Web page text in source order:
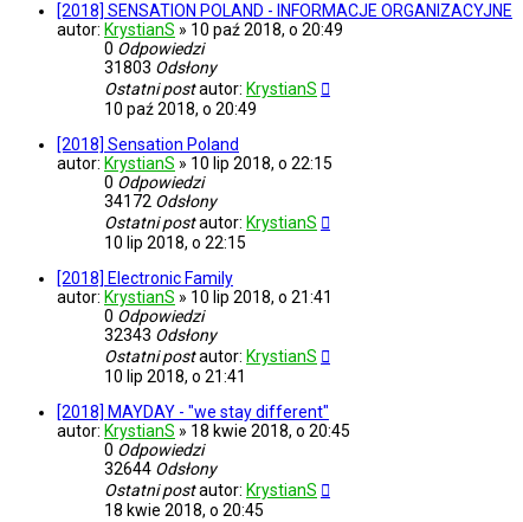
[2018] SENSATION POLAND - INFORMACJE ORGANIZACYJNE
autor: KrystianS » 10 paź 2018, o 20:49
0 Odpowiedzi
31803 Odsłony
Ostatni postautor: KrystianS
10 paź 2018, o 20:49
[2018] Sensation Poland
autor: KrystianS » 10 lip 2018, o 22:15
0 Odpowiedzi
34172 Odsłony
Ostatni postautor: KrystianS
10 lip 2018, o 22:15
[2018] Electronic Family
autor: KrystianS » 10 lip 2018, o 21:41
0 Odpowiedzi
32343 Odsłony
Ostatni postautor: KrystianS
10 lip 2018, o 21:41
[2018] MAYDAY - "we stay different"
autor: KrystianS » 18 kwie 2018, o 20:45
0 Odpowiedzi
32644 Odsłony
Ostatni postautor: KrystianS
18 kwie 2018, o 20:45